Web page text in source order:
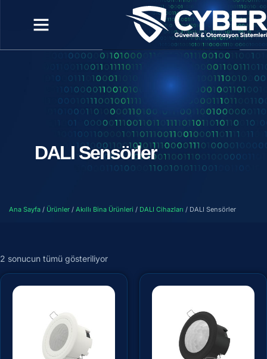
DALI Sensörler
Ana Sayfa / Ürünler / Akıllı Bina Ürünleri / DALI Cihazları / DALI Sensörler
2 sonucun tümü gösteriliyor